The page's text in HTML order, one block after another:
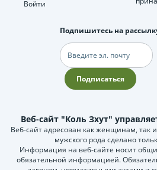
Войти
Подпишитесь на
Электронная
почта
Подписаться
Веб-сайт "Коль Зхут"
Веб-сайт адресован как женщинам, так
мужского рода сделано
Информация на веб-сайте носит
обязательной информацией.